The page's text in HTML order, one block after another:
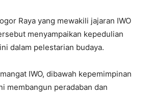
Raya yang mewakili jajaran IWO
menyampaikan kepedulian
dalam pelestarian budaya.
IWO, dibawah kepemimpinan
membangun peradaban dan